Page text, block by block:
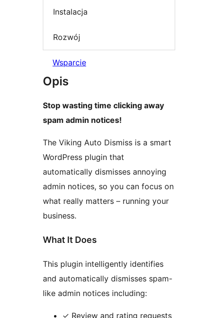
Instalacja
Rozwój
Wsparcie
Opis
Stop wasting time clicking away
spam admin notices!
The Viking Auto Dismiss is a smart
WordPress plugin that
automatically dismisses annoying
admin notices, so you can focus on
what really matters – running your
business.
What It Does
This plugin intelligently identifies
and automatically dismisses spam-
like admin notices including:
✓ Review and rating requests